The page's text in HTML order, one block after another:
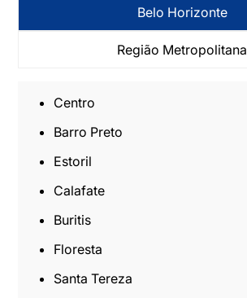
Belo Horizonte
Região Metropolitana
Centro
Barro Preto
Estoril
Calafate
Buritis
Floresta
Santa Tereza